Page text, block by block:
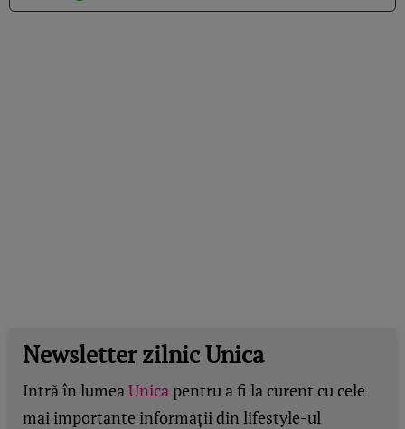
Newsletter zilnic Unica
Intră în lumeaUnicapentru a fi la curent cu cele
mai importante informații din lifestyle-ul